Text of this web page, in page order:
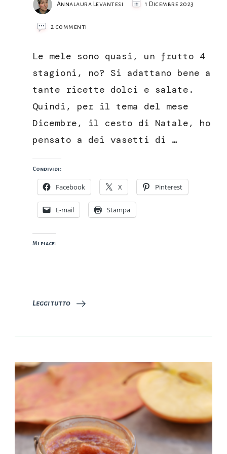
Annalaura Levantesi 1 Dicembre 2023
2 commenti
mele
rosa
Sibillini
Le mele sono quasi, un frutto 4
stagioni, no? Si adattano bene a
tante ricette dolci e salate.
Quindi, per il tema del mese
Dicembre, il cesto di Natale, ho
pensato a dei vasetti di …
Condividi:
Facebook X Pinterest
E-mail Stampa
Mi piace:
Leggi tutto